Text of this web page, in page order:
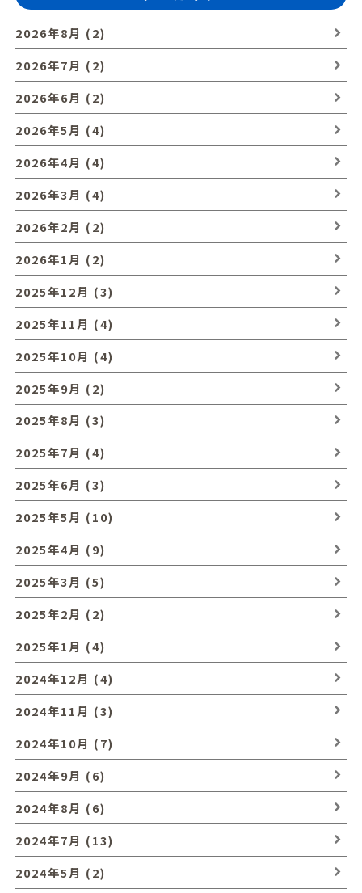
2026年8月 (2)
2026年7月 (2)
2026年6月 (2)
2026年5月 (4)
2026年4月 (4)
2026年3月 (4)
2026年2月 (2)
2026年1月 (2)
2025年12月 (3)
2025年11月 (4)
2025年10月 (4)
2025年9月 (2)
2025年8月 (3)
2025年7月 (4)
2025年6月 (3)
2025年5月 (10)
2025年4月 (9)
2025年3月 (5)
2025年2月 (2)
2025年1月 (4)
2024年12月 (4)
2024年11月 (3)
2024年10月 (7)
2024年9月 (6)
2024年8月 (6)
2024年7月 (13)
2024年5月 (2)